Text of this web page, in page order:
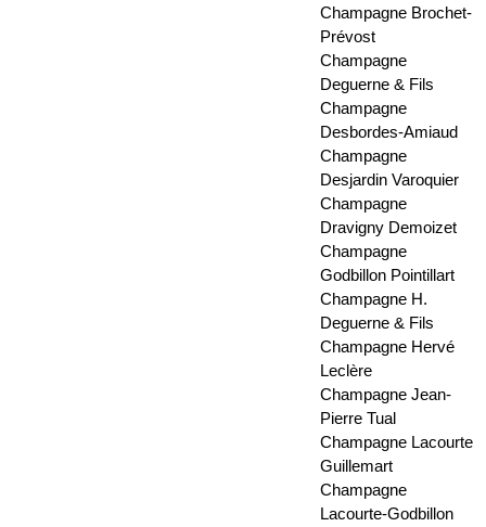
Champagne Brochet-
Prévost
Champagne
Deguerne & Fils
Champagne
Desbordes-Amiaud
Champagne
Desjardin Varoquier
Champagne
Dravigny Demoizet
Champagne
Godbillon Pointillart
Champagne H.
Deguerne & Fils
Champagne Hervé
Leclère
Champagne Jean-
Pierre Tual
Champagne Lacourte
Guillemart
Champagne
Lacourte-Godbillon